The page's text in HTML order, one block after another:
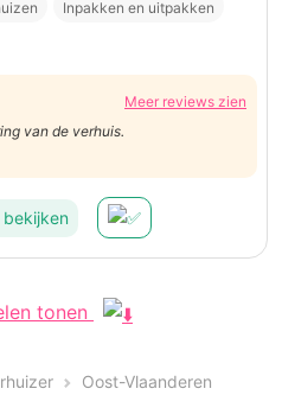
Inpakken en uitpakken
Meer reviews zien
van de verhuis.
tonen
Oost-Vlaanderen